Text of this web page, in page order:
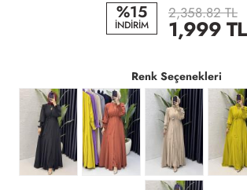
%15
İNDİRİM
2,358.82 TL
1,999TL
Renk Seçenekleri